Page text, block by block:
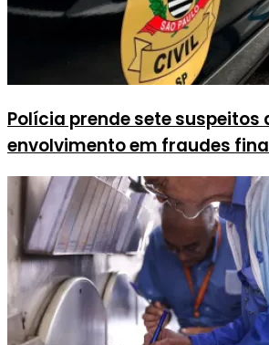
Polícia prende sete suspeitos
envolvimento em fraudes